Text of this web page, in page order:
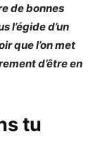
de bonnes
l’égide d’un
que l’on met
d’être en
tu